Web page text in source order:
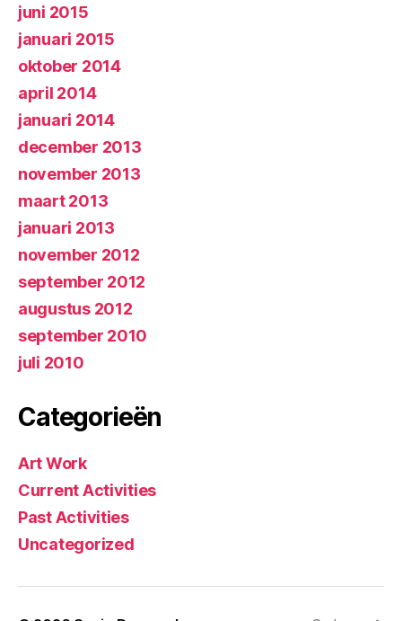
juni 2015
januari 2015
oktober 2014
april 2014
januari 2014
december 2013
november 2013
maart 2013
januari 2013
november 2012
september 2012
augustus 2012
september 2010
juli 2010
Categorieën
Art Work
Current Activities
Past Activities
Uncategorized